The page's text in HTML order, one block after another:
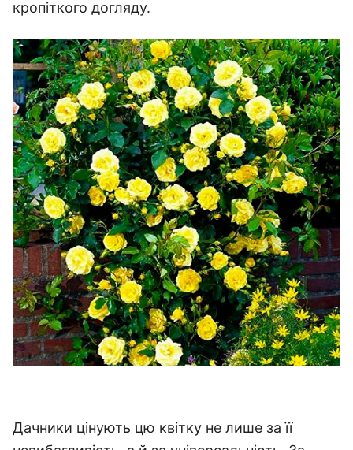
кропіткого догляду.
Дачники цінують цю квітку не лише за її